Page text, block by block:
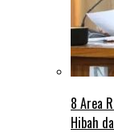
8 Area
Hibah